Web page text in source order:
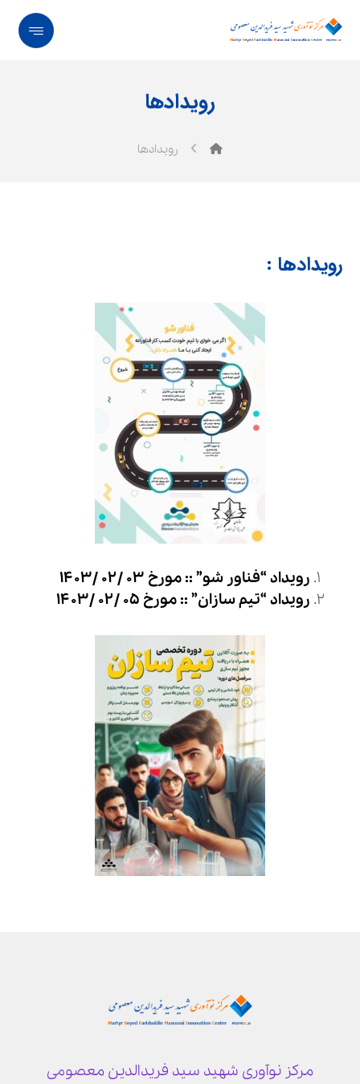
رویدادها
رویدادها
رویداد‌ها :
رویداد “فناور شو”:: مورخ ۰۳ /۰۲ /۱۴۰۳
رویداد “تیم سازان”:: مورخ ۰۵ /۰۲ /۱۴۰۳
مرکز نوآوری شهید سید فریدالدین معصومی